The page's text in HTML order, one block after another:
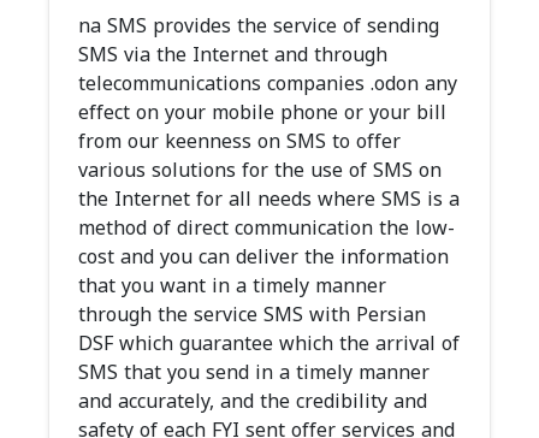
na SMS provides the service of sending
SMS via the Internet and through
telecommunications companies .odon any
effect on your mobile phone or your bill
from our keenness on SMS to offer
various solutions for the use of SMS on
the Internet for all needs where SMS is a
method of direct communication the low-
cost and you can deliver the information
that you want in a timely manner
through the service SMS with Persian
DSF which guarantee which the arrival of
SMS that you send in a timely manner
and accurately, and the credibility and
safety of each FYI sent offer services and